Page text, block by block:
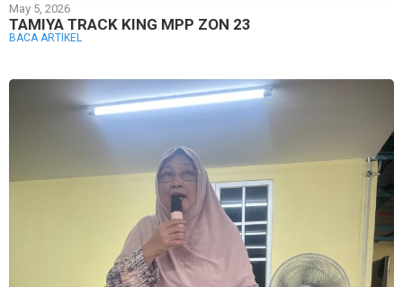
May 5, 2026
TAMIYA TRACK KING MPP ZON 23
BACA ARTIKEL